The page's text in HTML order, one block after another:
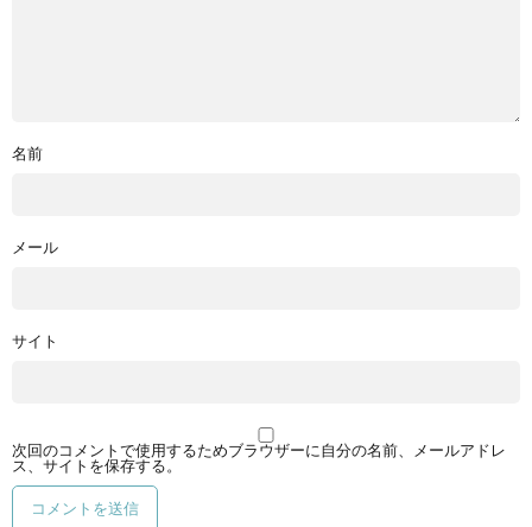
名前
メール
サイト
次回のコメントで使用するためブラウザーに自分の名前、メールアドレ
ス、サイトを保存する。